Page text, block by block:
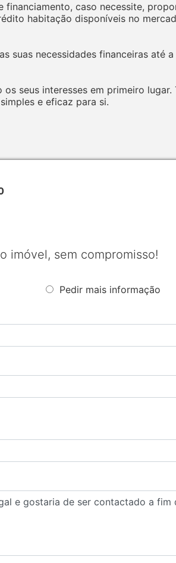
caso necessite,
habitação disponíveis no
suas necessidades financeiras até
seus interesses em primeiro
e eficaz para si.
imóvel, sem compromisso!
Pedir mais informação